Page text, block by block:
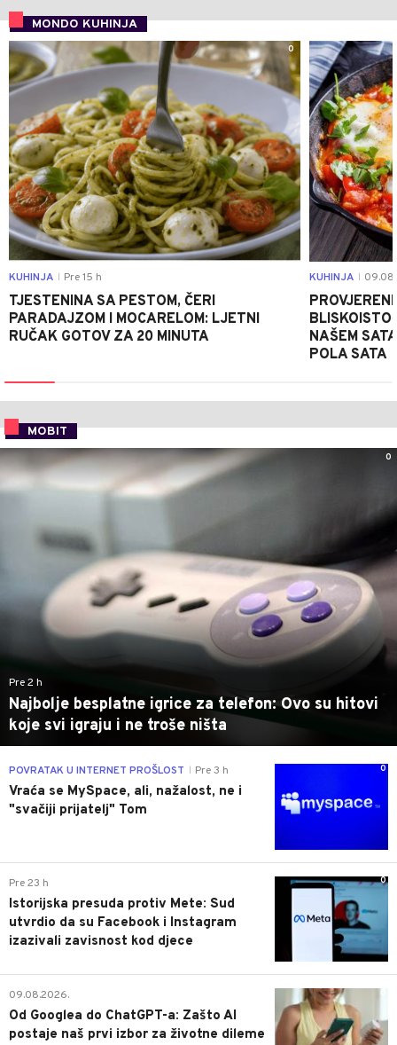
MONDO KUHINJA
0
KUHINJA Pre 15 h
TJESTENINA SA PESTOM, ČERI
PARADAJZOM I MOCARELOM: LJETNI
RUČAK GOTOV ZA 20 MINUTA
KUHINJA
NAŠEM
POLA SATA
MOBIT
0
Pre 2 h
Najbolje besplatne igrice za telefon: Ovo su hitovi
koje svi igraju i ne troše ništa
0
POVRATAK U INTERNET PROŠLOST Pre 3 h
Vraća se MySpace, ali, nažalost, ne i
"svačiji prijatelj" Tom
0
Pre 23 h
Istorijska presuda protiv Mete: Sud
utvrdio da su Facebook i Instagram
izazivali zavisnost kod djece
09.08.2026.
Od Googlea do ChatGPT-a: Zašto AI
postaje naš prvi izbor za životne dileme